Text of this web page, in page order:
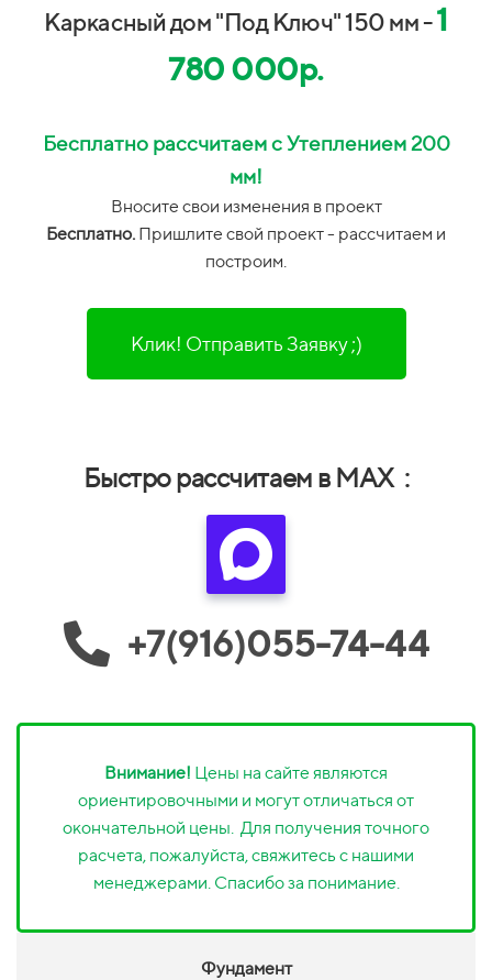
Каркасный дом "Под Ключ" 150 мм -1
780 000р.
Бесплатно рассчитаем с Утеплением 200
мм!
Вносите свои изменения в проект
Бесплатно. Пришлите свой проект - рассчитаем и
построим.
Клик! Отправить Заявку ;)
Быстро рассчитаем в MAX :
+7(916)055-74-44
Внимание! Цены на сайте являются
ориентировочными и могут отличаться от
окончательной цены. Для получения точного
расчета, пожалуйста, свяжитесь с нашими
менеджерами. Спасибо за понимание.
Фундамент